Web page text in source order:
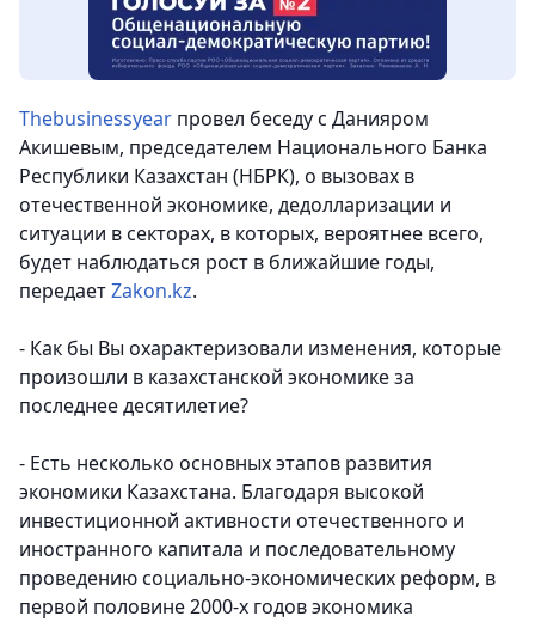
Thebusinessyear провел беседу с Данияром
Акишевым, председателем Национального Банка
Республики Казахстан (НБРК), о вызовах в
отечественной экономике, дедолларизации и
ситуации в секторах, в которых, вероятнее всего,
будет наблюдаться рост в ближайшие годы,
передаетZakon.kz.
- Как бы Вы охарактеризовали изменения, которые
произошли в казахстанской экономике за
последнее десятилетие?
- Есть несколько основных этапов развития
экономики Казахстана. Благодаря высокой
инвестиционной активности отечественного и
иностранного капитала и последовательному
проведению социально-экономических реформ, в
первой половине 2000-х годов экономика